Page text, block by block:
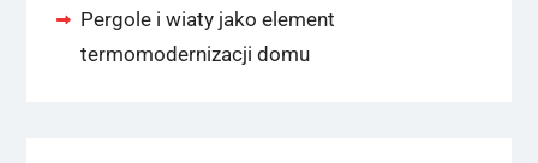
Pergole i wiaty jako element
termomodernizacji domu